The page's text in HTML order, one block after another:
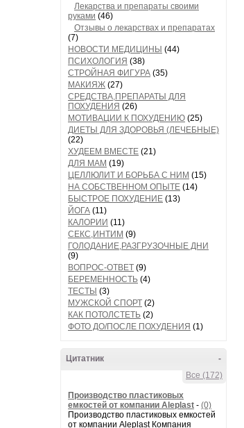
Лекарства и препараты своими
руками (46)
Отзывы о лекарствах и препаратах
(7)
НОВОСТИ МЕДИЦИНЫ (44)
ПСИХОЛОГИЯ (38)
СТРОЙНАЯ ФИГУРА (35)
МАКИЯЖ (27)
СРЕДСТВА,ПРЕПАРАТЫ ДЛЯ
ПОХУДЕНИЯ (26)
МОТИВАЦИИ К ПОХУДЕНИЮ (25)
ДИЕТЫ ДЛЯ ЗДОРОВЬЯ (ЛЕЧЕБНЫЕ)
(22)
ХУДЕЕМ ВМЕСТЕ (21)
ДЛЯ МАМ (19)
ЦЕЛЛЮЛИТ И БОРЬБА С НИМ (15)
НА СОБСТВЕННОМ ОПЫТЕ (14)
БЫСТРОЕ ПОХУДЕНИЕ (13)
ЙОГА (11)
КАЛОРИИ (11)
СЕКС,ИНТИМ (9)
ГОЛОДАНИЕ,РАЗГРУЗОЧНЫЕ ДНИ
(9)
ВОПРОС-ОТВЕТ (9)
БЕРЕМЕННОСТЬ (4)
ТЕСТЫ (3)
МУЖСКОЙ СПОРТ (2)
КАК ПОТОЛСТЕТЬ (2)
ФОТО ДО/ПОСЛЕ ПОХУДЕНИЯ (1)
-
Цитатник
Все (172)
Производство пластиковых
емкостей от компании Aleplast - (0)
Производство пластиковых емкостей
от компании Aleplast Компания